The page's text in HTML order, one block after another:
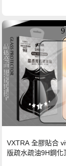
VXTRA 全膠貼合
版疏水疏油9H鋼化